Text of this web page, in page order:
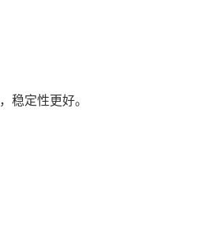
，稳定性更好。